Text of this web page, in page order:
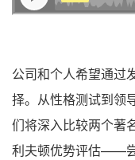
公司和个人希望通过
择。从性格测试到领
们将深入比较两个
利夫顿优势评估——